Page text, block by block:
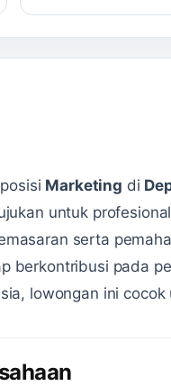
Marketing di
untuk
serta
berkontribusi pada
lowongan ini cocok